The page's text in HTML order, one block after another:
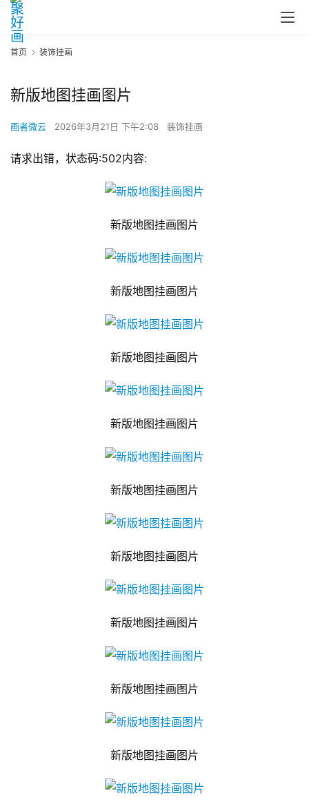
首页 装饰挂画
新版地图挂画图片
画者微云 2026年3月21日 下午2:08 装饰挂画
请求出错，状态码:502内容:
新版地图挂画图片
新版地图挂画图片
新版地图挂画图片
新版地图挂画图片
新版地图挂画图片
新版地图挂画图片
新版地图挂画图片
新版地图挂画图片
新版地图挂画图片